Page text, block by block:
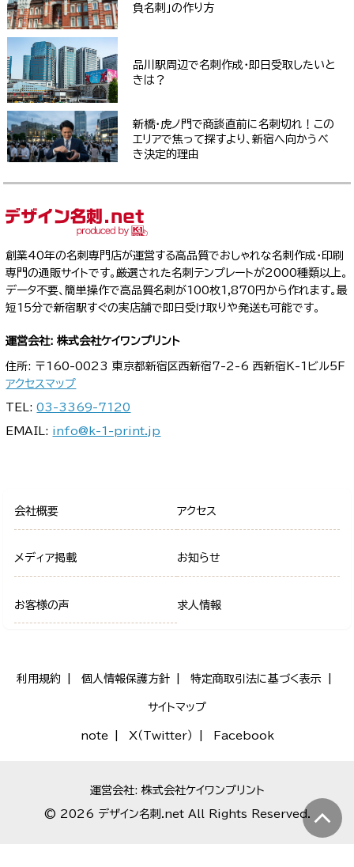
負名刺」の作り方
品川駅周辺で名刺作成・即日受取したいと
きは？
新橋・虎ノ門で商談直前に名刺切れ！この
エリアで焦って探すより、新宿へ向かうべ
き決定的理由
創業40年の名刺専門店が運営する高品質でおしゃれな名刺作成・印刷
専門の通販サイトです。厳選された名刺テンプレートが2000種類以上。
データ不要、簡単操作で高品質名刺が100枚1,870円から作れます。最
短15分で新宿駅すぐの実店舗で即日受け取りや発送も可能です。
運営会社: 株式会社ケイワンプリント
住所: 〒160-0023 東京都新宿区西新宿7-2-6 西新宿K-1ビル5F
アクセスマップ
TEL:03-3369-7120
EMAIL: info@k-1-print.jp
会社概要 アクセス
メディア掲載 お知らせ
お客様の声 求人情報
利用規約 個人情報保護方針 特定商取引法に基づく表示
サイトマップ
note X（Twitter） Facebook
運営会社: 株式会社ケイワンプリント
© 2026 デザイン名刺.net All Rights Reserved.